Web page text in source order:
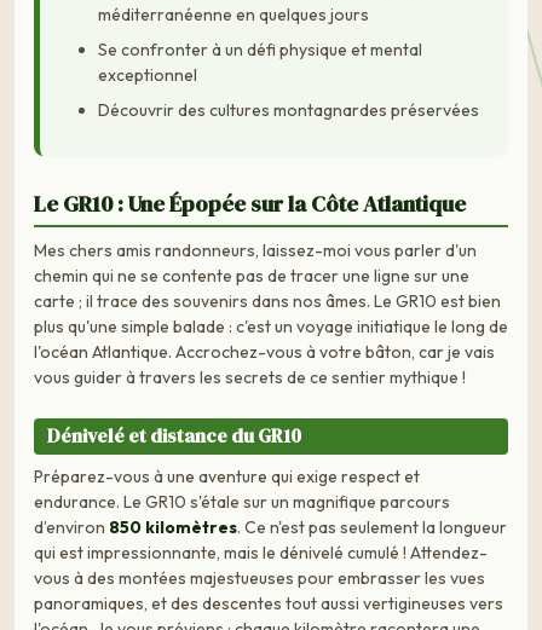
méditerranéenne en quelques jours
Se confronter à un défi physique et mental
exceptionnel
Découvrir des cultures montagnardes préservées
Le GR10 : Une Épopée sur la Côte Atlantique
Mes chers amis randonneurs, laissez-moi vous parler d'un
chemin qui ne se contente pas de tracer une ligne sur une
carte ; il trace des souvenirs dans nos âmes. Le GR10 est bien
plus qu'une simple balade : c'est un voyage initiatique le long de
l'océan Atlantique. Accrochez-vous à votre bâton, car je vais
vous guider à travers les secrets de ce sentier mythique !
Dénivelé et distance du GR10
Préparez-vous à une aventure qui exige respect et
endurance. Le GR10 s'étale sur un magnifique parcours
d’environ 850 kilomètres. Ce n'est pas seulement la longueur
qui est impressionnante, mais le dénivelé cumulé ! Attendez-
vous à des montées majestueuses pour embrasser les vues
panoramiques, et des descentes tout aussi vertigineuses vers